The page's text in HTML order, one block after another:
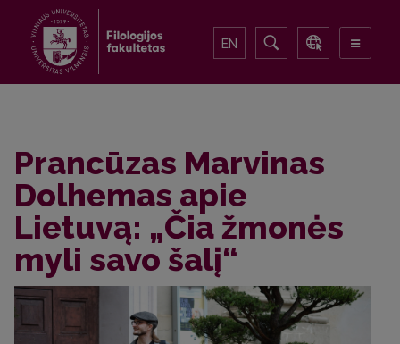
EN
Prancūzas Marvinas
Dolhemas apie
Lietuvą: „Čia žmonės
myli savo šalį“